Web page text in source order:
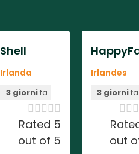
Shell
Irlanda
3 giornifa

Rated 5
out of 5
Irlandes
3 giornifa

out